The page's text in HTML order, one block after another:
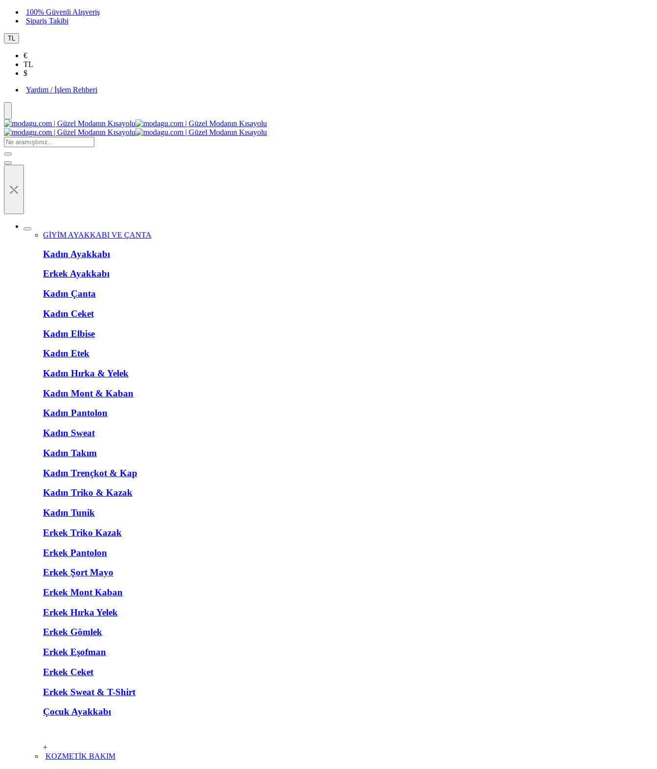
100% Güvenli Alışveriş
Sipariş Takibi
TL
€
TL
$
Yardım / İşlem Rehberi
⤬
GİYİM AYAKKABI VE ÇANTA
Kadın Ayakkabı
Erkek Ayakkabı
Kadın Çanta
Kadın Ceket
Kadın Elbise
Kadın Etek
Kadın Hırka & Yelek
Kadın Mont & Kaban
Kadın Pantolon
Kadın Sweat
Kadın Takım
Kadın Trençkot & Kap
Kadın Triko & Kazak
Kadın Tunik
Erkek Triko Kazak
Erkek Pantolon
Erkek Şort Mayo
Erkek Mont Kaban
Erkek Hırka Yelek
Erkek Gömlek
Erkek Eşofman
Erkek Ceket
Erkek Sweat & T-Shirt
Çocuk Ayakkabı
+
KOZMETİK BAKIM